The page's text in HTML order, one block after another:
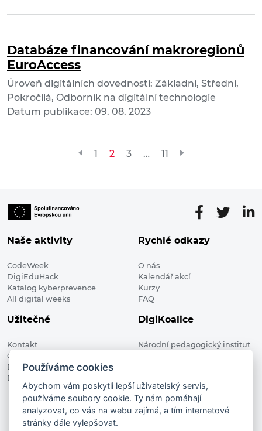
Databáze financování makroregionů
EuroAccess
Úroveň digitálních dovedností: Základní, Střední,
Pokročilá, Odborník na digitální technologie
Datum publikace: 09. 08. 2023
Stránkování
1 2 3 … 11
Naše aktivity
CodeWeek
DigiEduHack
Katalog kyberprevence
All digital weeks
Rychlé odkazy
O nás
Kalendář akcí
Kurzy
FAQ
Užitečné
Kontakt
Členské organizace
Blog
Digitalizace ve vzdělávání
DigiKoalice
Národní pedagogický institut
DigiKoalice 2021. All rights reserved
Vstup do administrace
Používáme cookies
Abychom vám poskytli lepší uživatelský servis,
používáme soubory cookie. Ty nám pomáhají
analyzovat, co vás na webu zajímá, a tím internetové
stránky dále vylepšovat.